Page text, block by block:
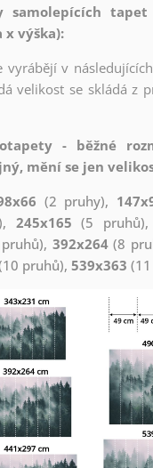
samolepících
x výška):
vyrábějí v
velikost se skládá z
- běžné
mění se jen
(2 pruhy),
245x165 (5
392x264(8
pruhů), 539x363